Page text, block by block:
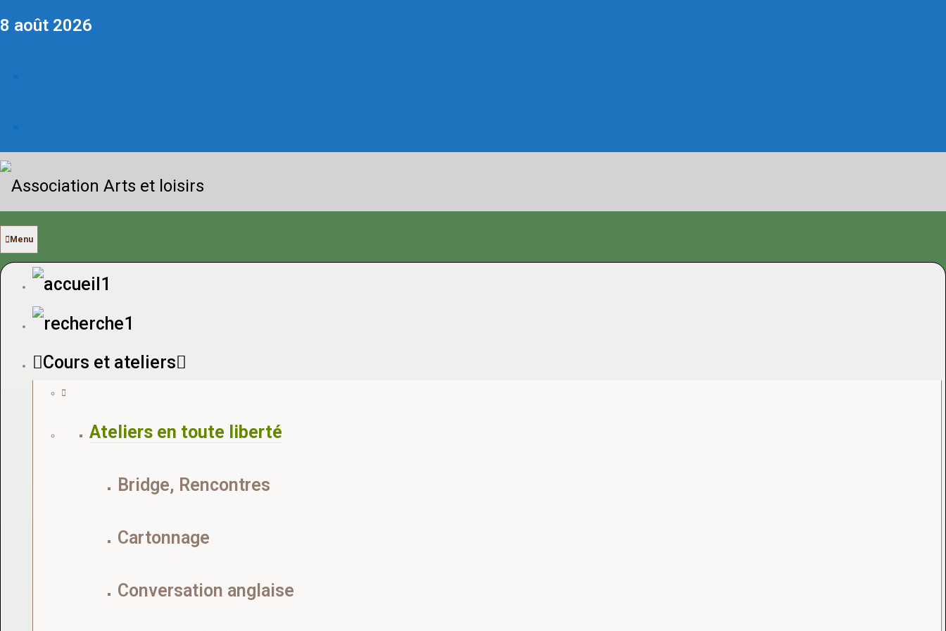
8 août 2026
Menu
Cours et ateliers
Ateliers en toute liberté
Bridge, Rencontres
Cartonnage
Conversation anglaise